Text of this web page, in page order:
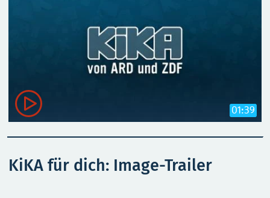
 01:39
KiKA für dich: Image-Trailer